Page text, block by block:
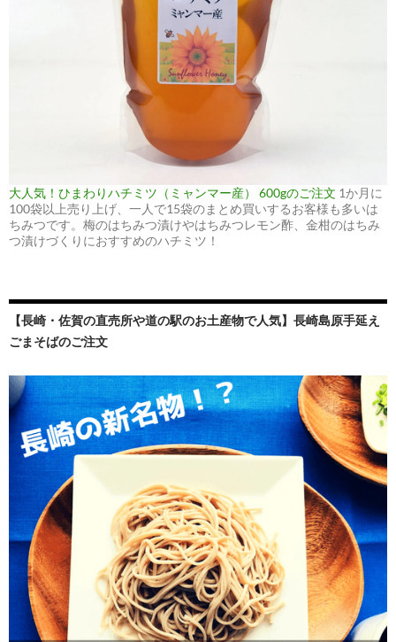
大人気！ひまわりハチミツ（ミャンマー産） 600gのご注文 1か月に
100袋以上売り上げ、一人で15袋のまとめ買いするお客様も多いは
ちみつです。梅のはちみつ漬けやはちみつレモン酢、金柑のはちみ
つ漬けづくりにおすすめのハチミツ！
【長崎・佐賀の直売所や道の駅のお土産物で人気】長崎島原手延え
ごまそばのご注文